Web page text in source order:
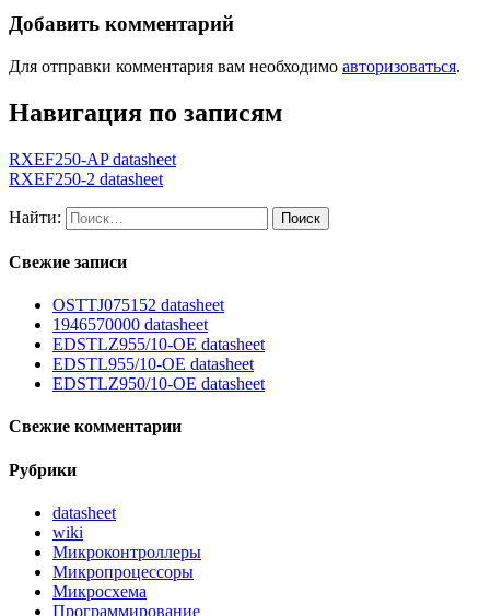
Добавить комментарий
Для отправки комментария вам необходимо авторизоваться.
Навигация по записям
RXEF250-AP datasheet
RXEF250-2 datasheet
Найти:
Свежие записи
OSTTJ075152 datasheet
1946570000 datasheet
EDSTLZ955/10-OE datasheet
EDSTL955/10-OE datasheet
EDSTLZ950/10-OE datasheet
Свежие комментарии
Рубрики
datasheet
wiki
Микроконтроллеры
Микропроцессоры
Микросхема
Программирование